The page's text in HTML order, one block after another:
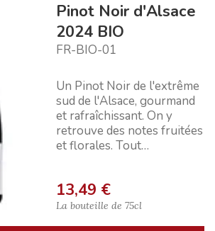
Pinot Noir d'Alsace
2024 BIO
FR-BIO-01
Un Pinot Noir de l'extrême
sud de l'Alsace, gourmand
et rafraîchissant. On y
retrouve des notes fruitées
et florales. Tout
13,49 €
La bouteille de 75cl